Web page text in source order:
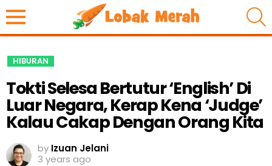
HIBURAN
Tokti Selesa Bertutur ‘English’ Di
Luar Negara, Kerap Kena ‘Judge’
Kalau Cakap Dengan Orang Kita
by Izuan Jelani
3 years ago